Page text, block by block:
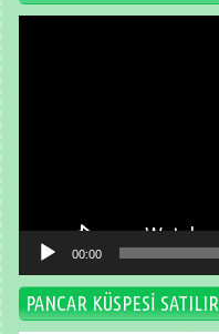
00:00
PANCAR KÜSPESİ SATILIR